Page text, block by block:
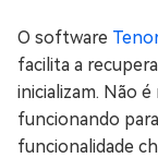
O software
facilita a
inicializam. Não
funcionando
funcionalidade